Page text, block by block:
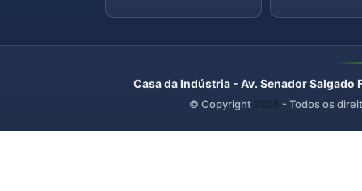
Casa da Indústria - Av. Senador
© Copyright 2026 - Todos os